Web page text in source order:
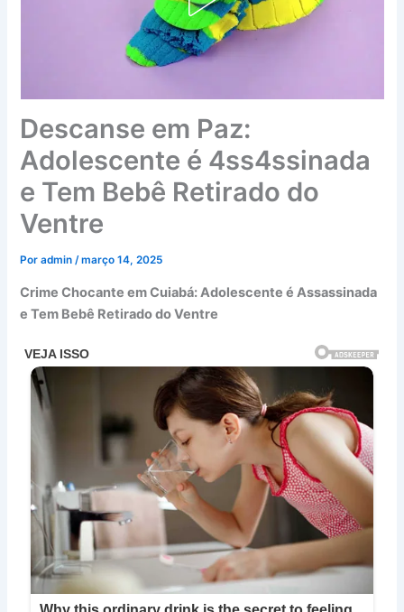
Descanse em Paz:
Adolescente é 4ss4ssinada
e Tem Bebê Retirado do
Ventre
Poradmin/março 14, 2025
Crime Chocante em Cuiabá: Adolescente é Assassinada
e Tem Bebê Retirado do Ventre